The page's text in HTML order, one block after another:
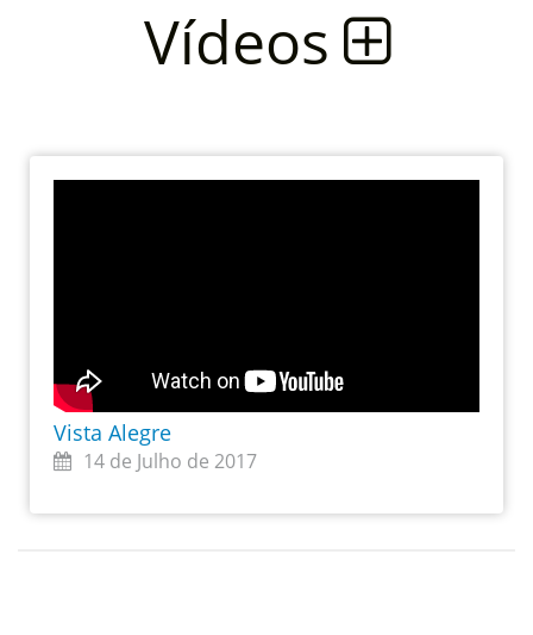
Vídeos
Vista Alegre
14 de Julho de 2017